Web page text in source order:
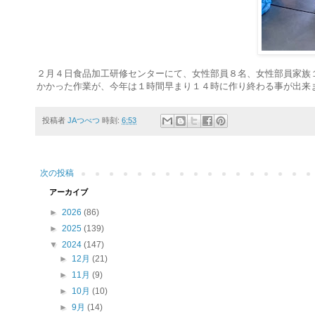
２月４日食品加工研修センターにて、女性部員８名、女性部員家
かかった作業が、今年は１時間早まり１４時に作り終わる事が出
投稿者 JAつべつ 時刻: 6:53
次の投稿
アーカイブ
► 2026 (86)
► 2025 (139)
▼ 2024 (147)
► 12月(21)
► 11月(9)
► 10月(10)
►9月(14)